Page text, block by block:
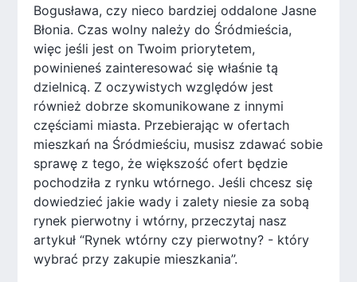
Bogusława, czy nieco bardziej oddalone Jasne
Błonia. Czas wolny należy do Śródmieścia,
więc jeśli jest on Twoim priorytetem,
powinieneś zainteresować się właśnie tą
dzielnicą. Z oczywistych względów jest
również dobrze skomunikowane z innymi
częściami miasta. Przebierając w ofertach
mieszkań na Śródmieściu, musisz zdawać sobie
sprawę z tego, że większość ofert będzie
pochodziła z rynku wtórnego. Jeśli chcesz się
dowiedzieć jakie wady i zalety niesie za sobą
rynek pierwotny i wtórny, przeczytaj nasz
artykuł “Rynek wtórny czy pierwotny? - który
wybrać przy zakupie mieszkania”.